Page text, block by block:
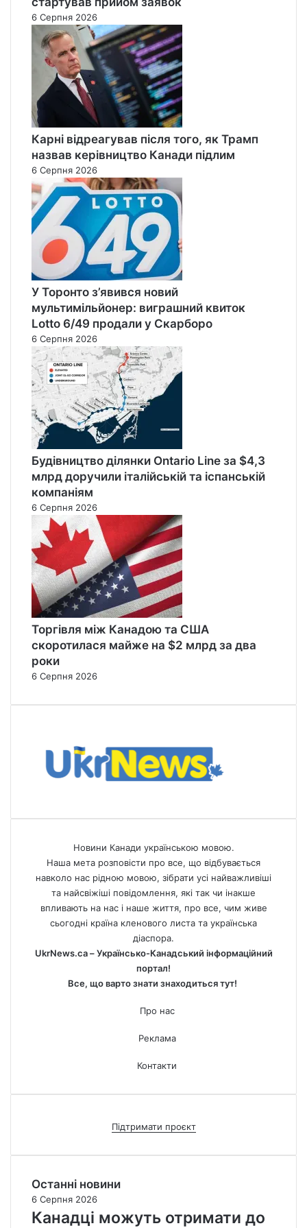
6 Серпня 2026
Карні відреагував після того, як Трамп
назвав керівництво Канади підлим
6 Серпня 2026
У Торонто з’явився новий
мультимільйонер: виграшний квиток
Lotto 6/49 продали у Скарборо
6 Серпня 2026
Будівництво ділянки Ontario Line за $4,3
млрд доручили італійській та іспанській
компаніям
6 Серпня 2026
Торгівля між Канадою та США
скоротилася майже на $2 млрд за два
роки
6 Серпня 2026
Новини Канади українською мовою.
Наша мета розповісти про все, що відбувається
навколо нас рідною мовою, зібрати усі найважливіші
та найсвіжіші повідомлення, які так чи інакше
впливають на нас і наше життя, про все, чим живе
сьогодні країна кленового листа та українська
діаспора.
UkrNews.ca – Українсько-Канадський інформаційний
портал!
Все, що варто знати знаходиться тут!
Про нас
Реклама
Контакти
Підтримати проєкт
Останні новини
6 Серпня 2026
Канадці можуть отримати до